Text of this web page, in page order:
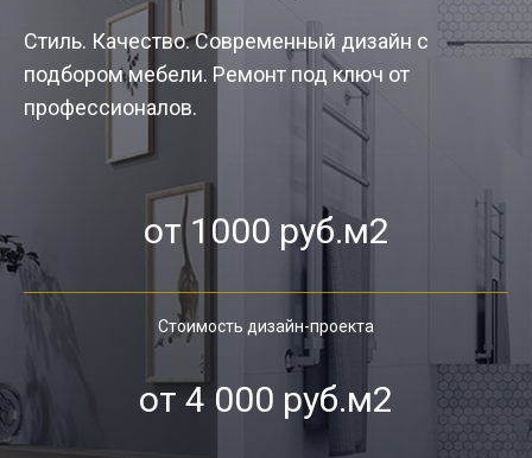
Стиль. Качество. Современный дизайн с
подбором мебели. Ремонт под ключ от
профессионалов.
от 1000 руб.м2
Стоимость дизайн-проекта
от 4 000 руб.м2